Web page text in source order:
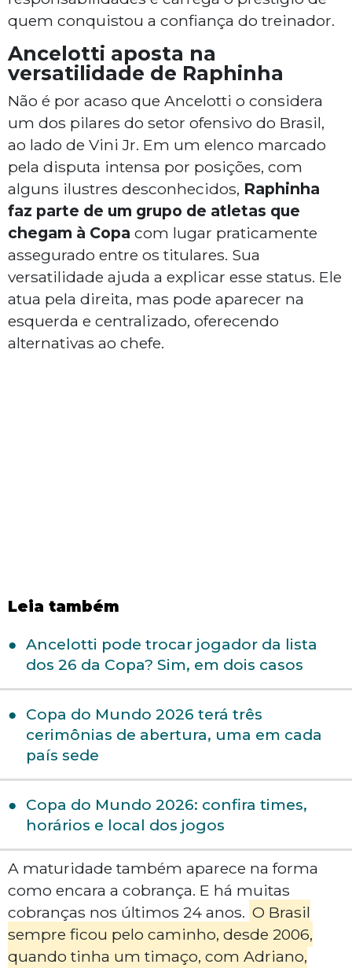
quem conquistou a confiança do treinador.
Ancelotti aposta na
versatilidade de Raphinha
Não é por acaso que Ancelotti o considera
um dos pilares do setor ofensivo do Brasil,
ao lado de Vini Jr. Em um elenco marcado
pela disputa intensa por posições, com
alguns ilustres desconhecidos, Raphinha
faz parte de um grupo de atletas que
chegam à Copa com lugar praticamente
assegurado entre os titulares. Sua
versatilidade ajuda a explicar esse status. Ele
atua pela direita, mas pode aparecer na
esquerda e centralizado, oferecendo
alternativas ao chefe.
Leia também
Ancelotti pode trocar jogador da lista
dos 26 da Copa? Sim, em dois casos
Copa do Mundo 2026 terá três
cerimônias de abertura, uma em cada
país sede
Copa do Mundo 2026: confira times,
horários e local dos jogos
A maturidade também aparece na forma
como encara a cobrança. E há muitas
cobranças nos últimos 24 anos. O Brasil
sempre ficou pelo caminho, desde 2006,
quando tinha um timaço, com Adriano,